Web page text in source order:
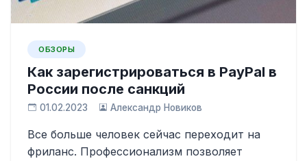
ОБЗОРЫ
Как зарегистрироваться в PayPal в
России после санкций
01.02.2023 Александр Новиков
Все больше человек сейчас переходит на
фриланс. Профессионализм позволяет